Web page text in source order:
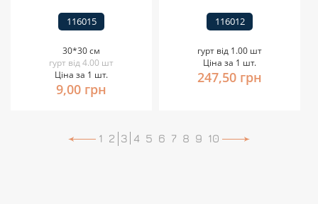
116015
30*30 см
гурт від 4.00 шт
Ціна за 1 шт.
9,00 грн
116012
гурт від 1.00 шт
Ціна за 1 шт.
247,50 грн
1 2 3 4 5 6 7 8 9 10